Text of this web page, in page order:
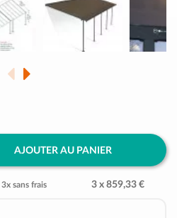
AJOUTER AU PANIER
sans frais 3 x 859,33 €